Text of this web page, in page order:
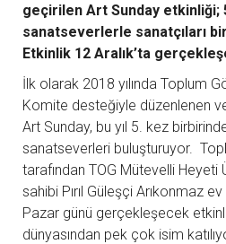
geçirilen Art Sunday etkinliği;
sanatseverlerle sanatçıları
Etkinlik 12 Aralık’ta
İlk olarak 2018 yılında Toplum
Komite desteğiyle düzenlenen
Art Sunday, bu yıl 5. kez
sanatseverleri buluşturuyor.
tarafından TOG Mütevelli Heyeti
sahibi Pırıl Güleşçi Arıkonmaz
Pazar günü gerçekleşecek
dünyasından pek çok isim